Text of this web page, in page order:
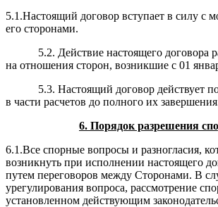
5.1.Настоящий договор вступает в силу с
его сторонами.
5.2. Действие настоящего договора
на отношения сторон, возникшие с 01
5.3. Настоящий договор действует
в части расчетов до полного их
6. Порядок разрешения
6.1.Все спорные вопросы и разногласия,
возникнуть при исполнении настоящего
путем переговоров между Сторонами. В
урегулирования вопроса, рассмотрение
установленном действующим